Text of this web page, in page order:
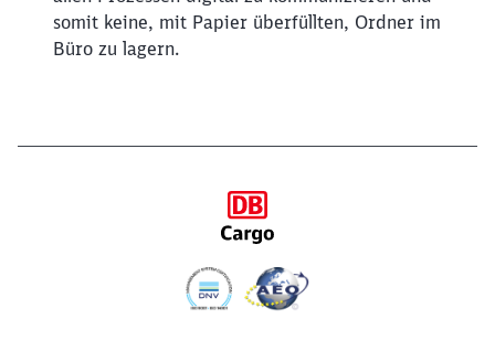
somit keine, mit Papier überfüllten, Ordner im
Büro zu lagern.